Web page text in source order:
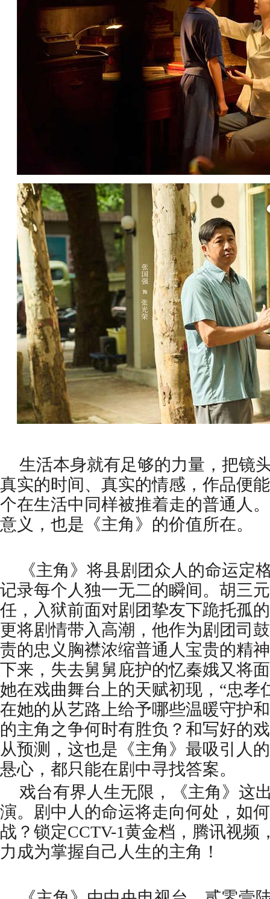
生活本身就有足够的力量，把镜
真实的时间、真实的情感，作品便
个在生活中同样被推着走的普通人
意义，也是《主角》的价值所在。
《主角》将县剧团众人的命运定
记录每个人独一无二的瞬间。胡三
任，入狱前面对剧团挚友下跪托孤
更将剧情带入高潮，他作为剧团司
责的忠义胸襟浓缩普通人宝贵的精
下来，失去舅舅庇护的忆秦娥又将
她在戏曲舞台上的天赋初现，“忠孝
在她的从艺路上给予哪些温暖守护
的主角之争何时有胜负？和写好的
从预测，这也是《主角》最吸引人
悬心，都只能在剧中寻找答案。
戏台有界人生无限，《主角》这
演。剧中人的命运将走向何处，如
战？锁定CCTV-1黄金档，腾讯视频
力成为掌握自己人生的主角！